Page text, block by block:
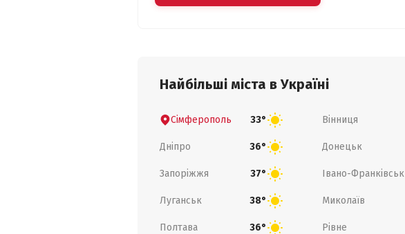
Найбільші міста в Україні
Сімферополь 33° Вінниця
Дніпро 36° Донецьк
Запоріжжя 37° Івано-Франківськ
Луганськ 38° Миколаїв
Полтава 36° Рівне